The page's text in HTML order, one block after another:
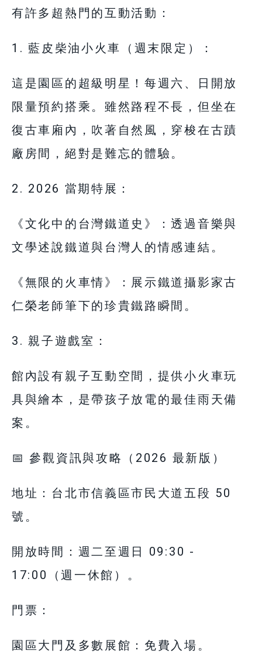
有許多超熱門的互動活動：
1. 藍皮柴油小火車（週末限定）：
這是園區的超級明星！每週六、日開放
限量預約搭乘。雖然路程不長，但坐在
復古車廂內，吹著自然風，穿梭在古蹟
廠房間，絕對是難忘的體驗。
2. 2026 當期特展：
《文化中的台灣鐵道史》：透過音樂與
文學述說鐵道與台灣人的情感連結。
《無限的火車情》：展示鐵道攝影家古
仁榮老師筆下的珍貴鐵路瞬間。
3. 親子遊戲室：
館內設有親子互動空間，提供小火車玩
具與繪本，是帶孩子放電的最佳雨天備
案。
📅 參觀資訊與攻略（2026 最新版）
地址：台北市信義區市民大道五段 50
號。
開放時間：週二至週日 09:30 -
17:00（週一休館）。
門票：
園區大門及多數展館：免費入場。